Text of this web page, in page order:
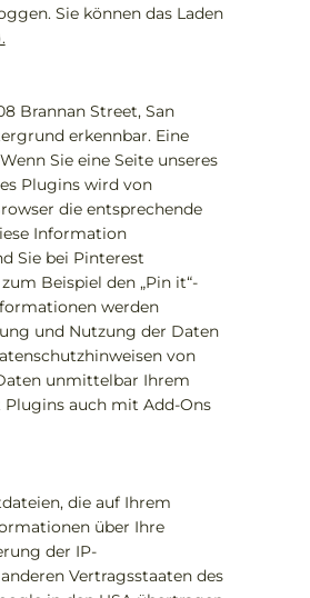
Sie können das Laden
Brannan Street, San
erkennbar. Eine
Sie eine Seite unseres
Plugins wird von
die entsprechende
Information
Sie bei Pinterest
Beispiel den „Pin it“-
werden
und Nutzung der Daten
von
unmittelbar Ihrem
Plugins auch mit Add-Ons
die auf Ihrem
über Ihre
der IP-
Vertragsstaaten des